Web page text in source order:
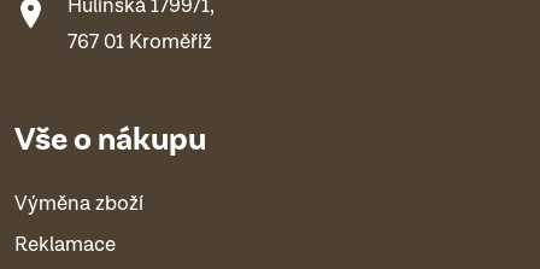
Hulínská 1799/1,
767 01 Kroměříž
Vše o nákupu
Výměna zboží
Reklamace